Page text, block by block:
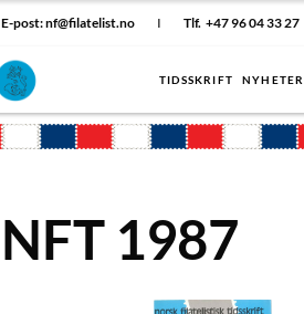
E-post: nf@filatelist.no I Tlf. +47 96 04 33 27
TIDSSKRIFT NYHETER
NFT 1987